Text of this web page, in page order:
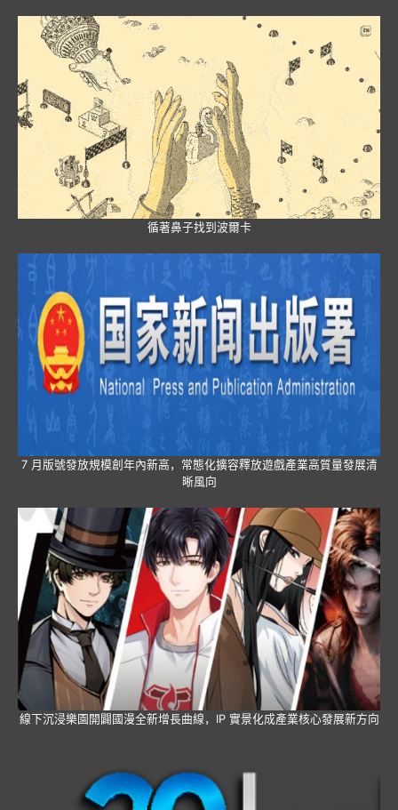
循著鼻子找到波爾卡
7 月版號發放規模創年內新高，常態化擴容釋放遊戲產業高質量發展清
晰風向
線下沉浸樂園開闢國漫全新增長曲線，IP 實景化成產業核心發展新方向